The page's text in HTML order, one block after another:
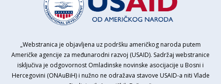
„Webstranica je objavljena uz podršku američkog naroda putem
Američke agencije za međunarodni razvoj (USAID). Sadržaj webstranice
isključiva je odgovornost Omladinske novinske asocijacije u Bosni i
Hercegovini (ONAuBiH) i nužno ne odražava stavove USAID-a niti Vlade